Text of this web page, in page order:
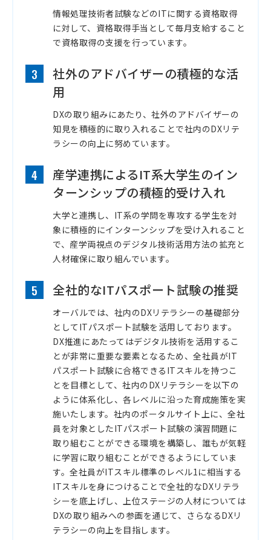
情報処理技術者試験などのITに関する資格取得
に対して、資格取得手当として毎月支給すること
で資格取得の支援を行っています。
3
社外のアドバイザーの積極的な活
用
DXの取り組みにあたり、社外のアドバイザーの
知見を積極的に取り入れることで社内のDXリテ
ラシーの向上に努めています。
4
産学連携によるIT系大学生のイン
ターンシップの積極的受け入れ
大学と連携し、IT系の学問を専攻する学生を対
象に積極的にインターンシップを受け入れること
で、産学両視点のデジタル技術活用方法の拡充と
人材確保に取り組んでいます。
5 全社的なITパスポート試験の推奨
オーバルでは、社内のDXリテラシーの基礎部分
としてITパスポート試験を活用しております。
DX推進にあたってはデジタル技術を活用するこ
とが非常に重要な要素となるため、全社員がIT
パスポート試験に合格できるITスキルを持つこ
とを目標として、社内のDXリテラシーを以下の
ように体系化し、各レベルに沿った育成施策を実
施いたします。社内のポータルサイト上に、全社
員を対象としたITパスポート試験の演習問題に
取り組むことができる環境を構築し、誰もが気軽
に学習に取り組むことができるようにしていま
す。全社員がITスキル標準のレベル1に相当する
ITスキルを身につけることで全社的なDXリテラ
シーを底上げし、上位ステージの人材については
DXの取り組みへの参画を通じて、さらなるDXリ
テラシーの向上を目指します。